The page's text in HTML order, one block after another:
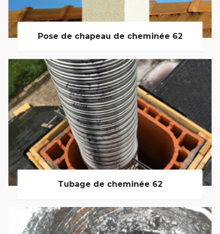
Pose de chapeau de cheminée 62
Tubage de cheminée 62